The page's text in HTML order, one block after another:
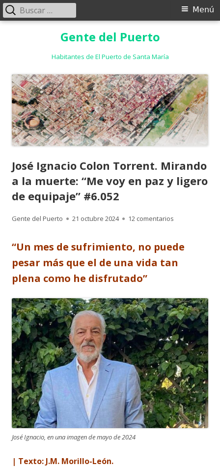
Gente del Puerto
Habitantes de El Puerto de Santa María
Menú
Menú
Buscar:
José Ignacio Colon Torrent. Mirando
a la muerte: “Me voy en paz y ligero
de equipaje” #6.052
Autor
Gente del Puerto
Publicado
21 octubre 2024 12 comentarios
“Un mes de sufrimiento, no puede
pesar más que el de una vida tan
plena como he disfrutado”
José Ignacio, en una imagen de mayo de 2024
| Texto: J.M. Morillo-León.